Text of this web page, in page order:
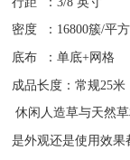
密度 ：16800簇/平
底布 ：单底+网格
成品长度：常规25米
休闲人造草与天然
是外观还是使用效